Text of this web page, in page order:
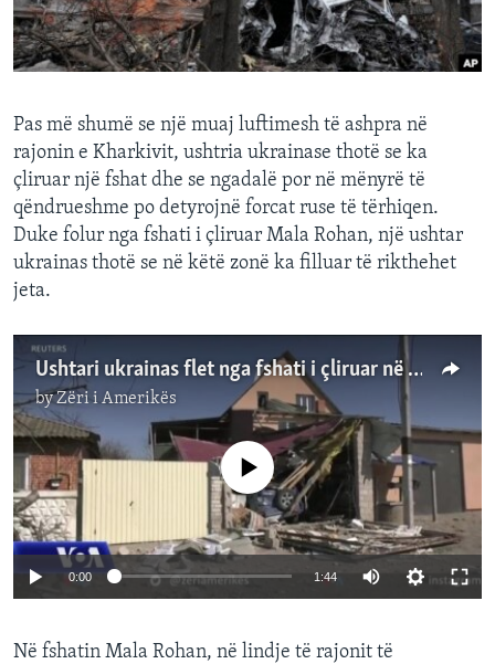
INTERVISTA
DITARI
Pas më shumë se një muaj luftimesh të ashpra në
rajonin e Kharkivit, ushtria ukrainase thotë se ka
çliruar një fshat dhe se ngadalë por në mënyrë të
qëndrueshme po detyrojnë forcat ruse të tërhiqen.
Duke folur nga fshati i çliruar Mala Rohan, një ushtar
ukrainas thotë se në këtë zonë ka filluar të rikthehet
jeta.
Ushtari ukrainas flet nga fshati i çliruar në Kharkiv
byZëri i Amerikës
No media source currently available
0:00 1:44
Në fshatin Mala Rohan, në lindje të rajonit të